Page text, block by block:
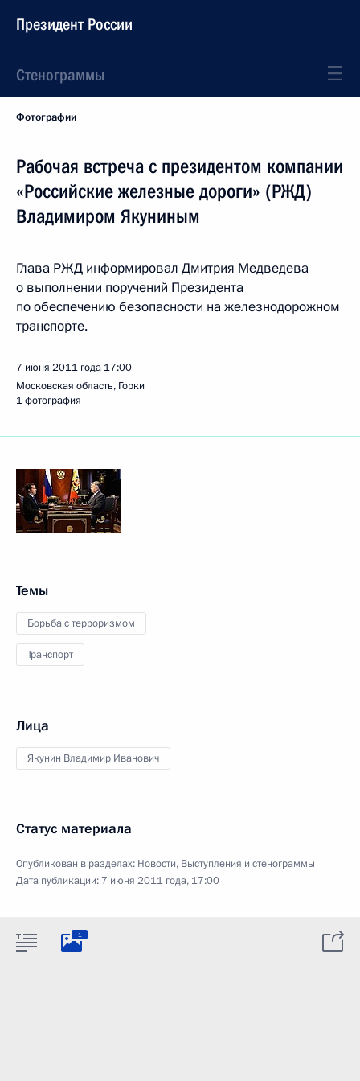
Президент России
Стенограммы
Фотографии
Рабочая встреча с президентом компании
«Российские железные дороги» (РЖД)
Владимиром Якуниным
Глава РЖД информировал Дмитрия Медведева
о выполнении поручений Президента
по обеспечению безопасности на железнодорожном
транспорте.
7 июня 2011 года 17:00
Московская область, Горки
1 фотография
Темы
Борьба с терроризмом
Транспорт
Лица
Якунин Владимир Иванович
Статус материала
Опубликован в разделах: Новости, Выступления и стенограммы
Дата публикации: 7 июня 2011 года, 17:00
1